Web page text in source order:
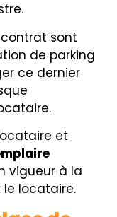
contrat sont
de parking
ce dernier
et
vigueur à la
locataire.